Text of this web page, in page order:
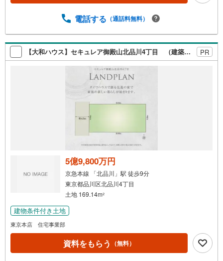
電話する （通話料無料）
【大和ハウス】セキュレア御殿山北品川4丁目 （建築条件付宅地分譲） PR
5億9,800万円
京急本線 「北品川」駅 徒歩9分
東京都品川区北品川4丁目
土地 169.14m2
建物条件付き土地
東京本店 住宅事業部
資料をもらう （無料）